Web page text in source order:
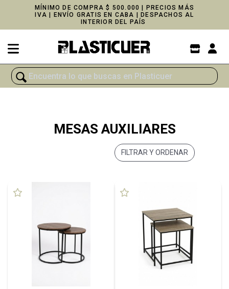
MÍNIMO DE COMPRA $ 500.000 | PRECIOS MÁS
IVA | ENVÍO GRATIS EN CABA | DESPACHOS AL
INTERIOR DEL PAÍS
MESAS AUXILIARES
FILTRAR Y ORDENAR